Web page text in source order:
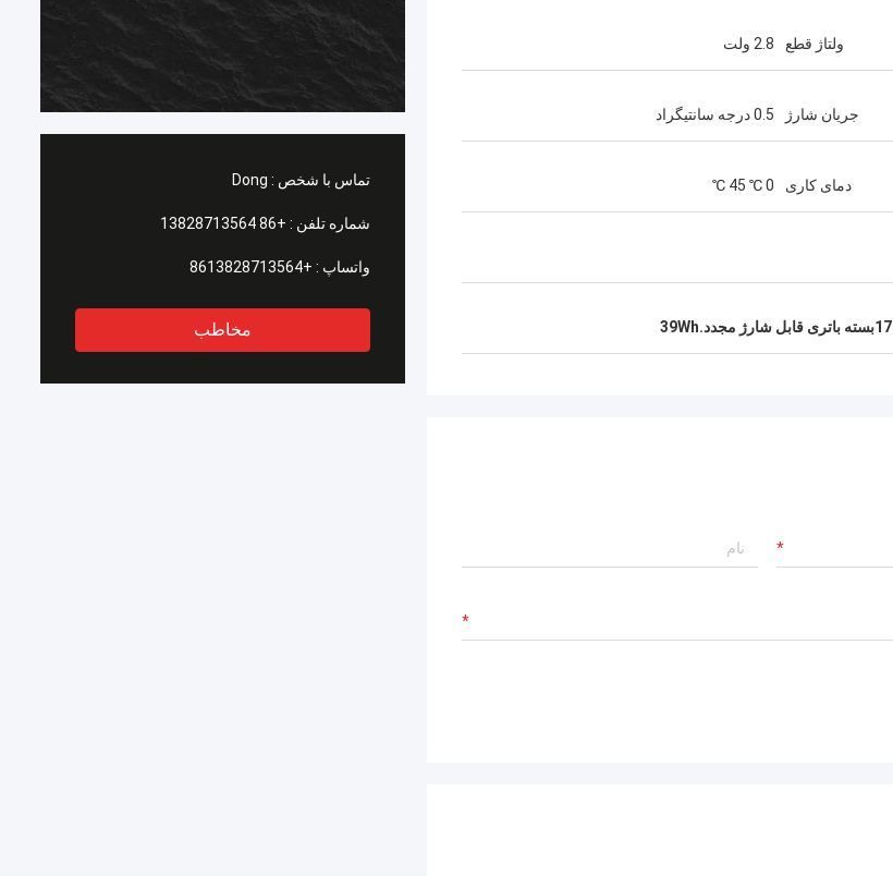
تماس با شخص : Dong
شماره تلفن : +86 13828713564
واتساپ : +8613828713564
مخاطب
ولتاژ قطع 2.8 ولت
جریان شارژ 0.5 درجه سانتیگراد
دمای کاری 0 ℃ 45 ℃
17بسته باتری قابل شارژ مجدد.39Wh